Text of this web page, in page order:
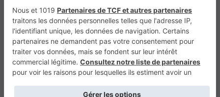
Génération 4×4 Génération Sans Permis VTTAE.fr FullAttack MX2K